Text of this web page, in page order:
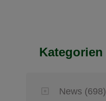
Kategorien
News (698)